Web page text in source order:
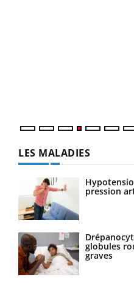
LES MALADIES
pression
globules
graves